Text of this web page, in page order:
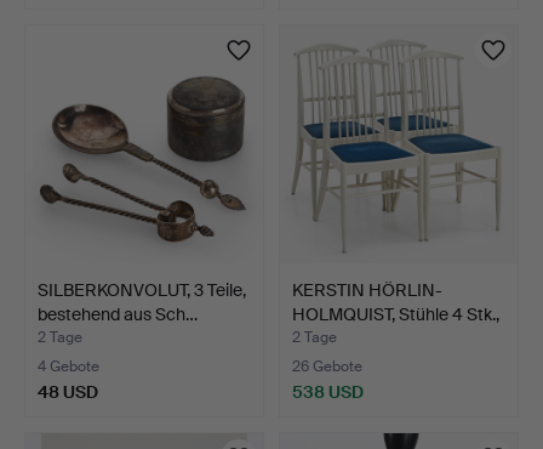
SILBERKONVOLUT, 3 Teile,
bestehend aus Sch…
2 Tage
4 Gebote
48 USD
KERSTIN HÖRLIN-
HOLMQUIST, Stühle 4 Stk.,
f…
2 Tage
26 Gebote
538 USD